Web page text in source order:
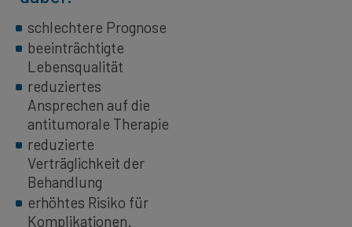
schlechtere Prognose
beeinträchtigte
Lebensqualität
reduziertes
Ansprechen auf die
antitumorale Therapie
reduzierte
Verträglichkeit der
Behandlung
erhöhtes Risiko für
Komplikationen.